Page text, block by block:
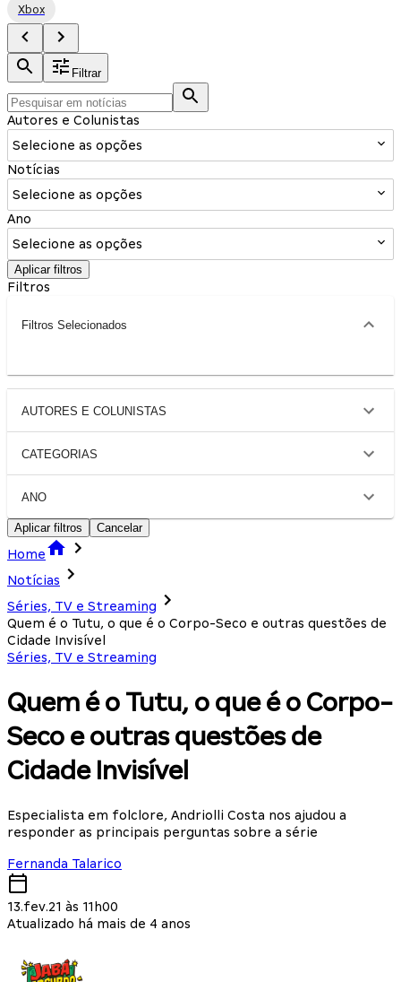
Xbox
Filtrar
Autores e Colunistas
Selecione as opções
Notícias
Selecione as opções
Ano
Selecione as opções
Aplicar filtros
Filtros
Filtros Selecionados
AUTORES E COLUNISTAS
CATEGORIAS
ANO
Aplicar filtros Cancelar
Home
Notícias
Séries, TV e Streaming
Quem é o Tutu, o que é o Corpo-Seco e outras questões de
Cidade Invisível
Séries, TV e Streaming
Quem é o Tutu, o que é o Corpo-
Seco e outras questões de
Cidade Invisível
Especialista em folclore, Andriolli Costa nos ajudou a
responder as principais perguntas sobre a série
Fernanda Talarico
13.fev.21 às 11h00
Atualizado há mais de 4 anos